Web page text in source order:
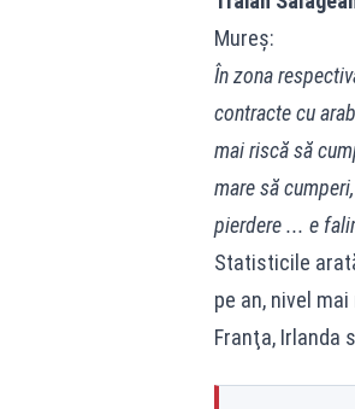
Mureş:
În zona
contracte cu
mai riscă să
mare să
pierdere ... e
Statisticile
pe an, nivel
Franţa, Irlanda